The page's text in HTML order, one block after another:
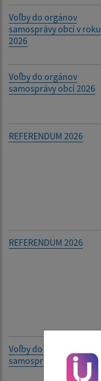
Voľby do orgánov
samosprávy obcí v roku
2026
Voľby do orgánov
samosprávy obcí 2026
REFERENDUM 2026
REFERENDUM 2026
Voľby do orgánov
samosprávy obcí 2026